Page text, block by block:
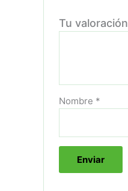
Tu valoración
Nombre *